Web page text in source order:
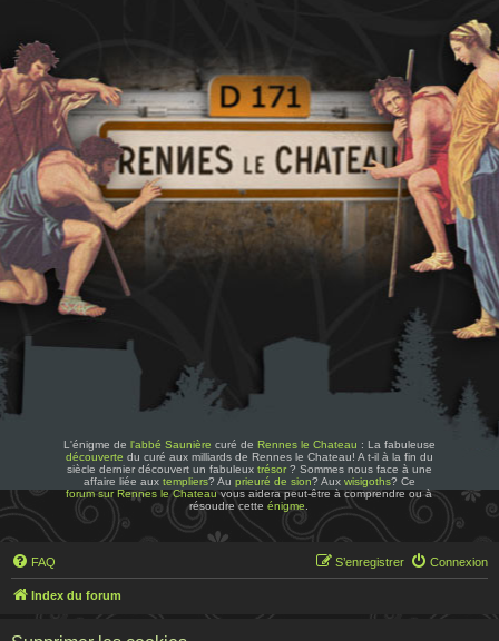
L'énigme de l'abbé Saunière curé de Rennes le Chateau : La fabuleuse
découverte du curé aux milliards de Rennes le Chateau! A t-il à la fin du
siècle dernier découvert un fabuleux trésor? Sommes nous face à une
affaire liée aux templiers? Au prieuré de sion? Aux wisigoths? Ce
forum sur Rennes le Chateauvous aidera peut-être à comprendre ou à
résoudre cetteénigme
FAQ Connexion
S’enregistrer
Index du forum